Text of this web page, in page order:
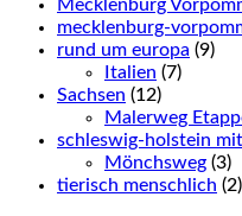
Mecklenburg
mecklenburg-
rund um europa (9)
Italien (7)
Sachsen (12)
Malerweg
schleswig-holstein
Mönchsweg (3)
tierisch menschlich (2)